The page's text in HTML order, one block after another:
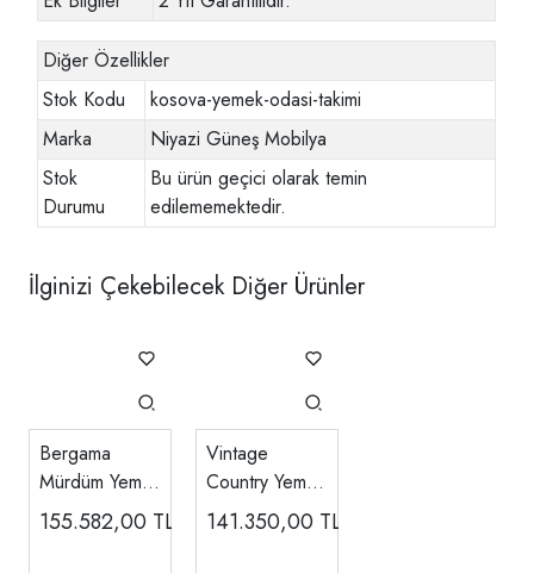
Diğer Özellikler
Stok Kodu
kosova-yemek-odasi-takimi
Marka
Niyazi Güneş Mobilya
Stok
Durumu
Bu ürün geçici olarak temin
edilememektedir.
İlginizi Çekebilecek Diğer Ürünler
Bergama
Mürdüm Yemek
Odası
155.582,00 TL
Vintage
Country Yemek
Odası
141.350,00 TL